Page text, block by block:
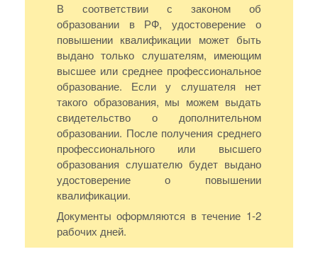
В соответствии с законом об
образовании в РФ, удостоверение о
повышении квалификации может быть
выдано только слушателям, имеющим
высшее или среднее профессиональное
образование. Если у слушателя нет
такого образования, мы можем выдать
свидетельство о дополнительном
образовании. После получения среднего
профессионального или высшего
образования слушателю будет выдано
удостоверение о повышении
квалификации.
Документы оформляются в течение 1-2
рабочих дней.